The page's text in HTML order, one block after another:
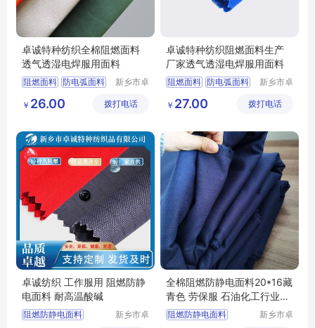
卓诚特种纺织全棉阻燃面料
透气透湿电焊服用面料
阻燃面料 防电弧面料
焊工服
新乡市卓
织品有限
￥ 26.00 拨打电话
卓诚特种纺织阻燃面料生产
厂家透气透湿电焊服用面料
阻燃面料 防电弧面料
焊工服
新乡市卓
织品有限
￥ 27.00 拨打电话
卓诚纺织 工作服用 阻燃防静
电面料 耐高温酸碱
阻燃防静电面料
新乡市卓
全棉阻燃防静电面料20*16藏
青色 劳保服 石油化工行业工
作服
阻燃防静电面料
新乡市卓